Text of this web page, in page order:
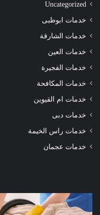
Uncategorized
خدمات ابوظبى
خدمات الشارقة
خدمات العين
خدمات الفجيرة
خدمات المكافحة
خدمات ام القيوين
خدمات دبى
خدمات راس الخيمة
خدمات عجمان
شركة
تنظيف